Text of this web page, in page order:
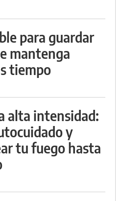
para guardar
mantenga
tiempo
alta intensidad:
y
tu fuego hasta